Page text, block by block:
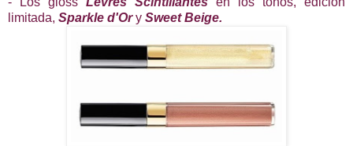
limitada, Sparkle d'Ory Sweet Beige.